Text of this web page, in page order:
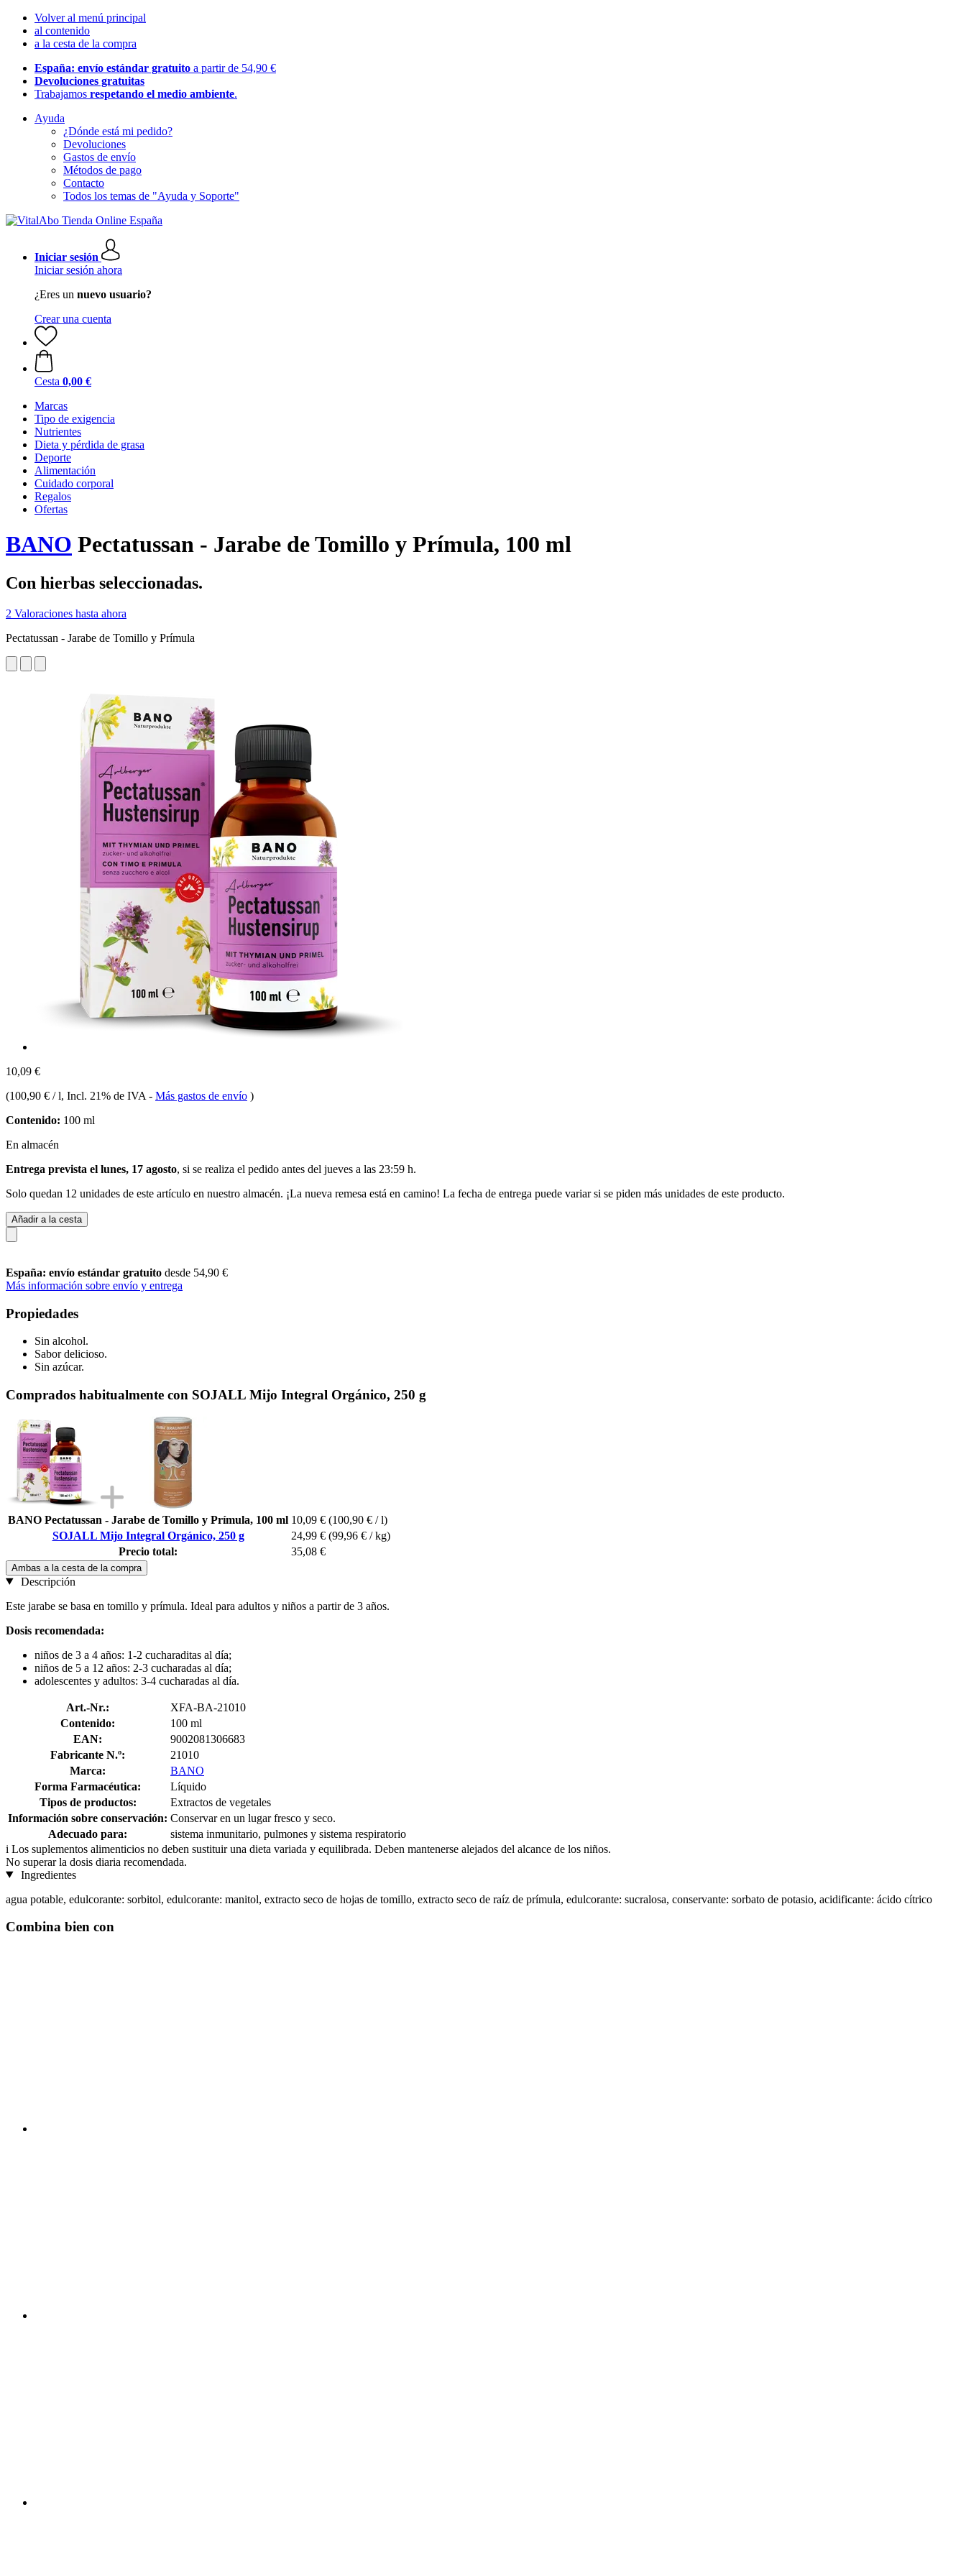
Volver al menú principal
al contenido
a la cesta de la compra
España: envío estándar gratuito a partir de 54,90 €
Devoluciones gratuitas
Trabajamos respetando el medio ambiente.
Ayuda
¿Dónde está mi pedido?
Devoluciones
Gastos de envío
Métodos de pago
Contacto
Todos los temas de "Ayuda y Soporte"
Iniciar sesión
Iniciar sesión ahora
¿Eres un nuevo usuario?
Crear una cuenta
Cesta 0,00 €
Marcas
Tipo de exigencia
Nutrientes
Dieta y pérdida de grasa
Deporte
Alimentación
Cuidado corporal
Regalos
Ofertas
BANO Pectatussan - Jarabe de Tomillo y Prímula, 100 ml
Con hierbas seleccionadas.
2 Valoraciones hasta ahora
Pectatussan - Jarabe de Tomillo y Prímula
10,09 €
(100,90 € / l, Incl. 21% de IVA - Más gastos de envío )
Contenido: 100 ml
En almacén
Entrega prevista el lunes, 17 agosto, si se realiza el pedido antes del jueves a las 23:59 h.
Solo quedan 12 unidades de este artículo en nuestro almacén. ¡La nueva remesa está en camino! La fecha de entrega puede variar si se piden más unidades de este producto.
Añadir a la cesta
España: envío estándar gratuito desde 54,90 €
Más información sobre envío y entrega
Propiedades
Sin alcohol.
Sabor delicioso.
Sin azúcar.
Comprados habitualmente con SOJALL Mijo Integral Orgánico, 250 g
BANO Pectatussan - Jarabe de Tomillo y Prímula, 100 ml 10,09 € (100,90 € / l)
SOJALL Mijo Integral Orgánico, 250 g
24,99 € (99,96 € / kg)
Precio total:
35,08 €
Ambas a la cesta de la compra
Descripción
Este jarabe se basa en tomillo y prímula. Ideal para adultos y niños a partir de 3 años.
Dosis recomendada:
niños de 3 a 4 años: 1-2 cucharaditas al día;
niños de 5 a 12 años: 2-3 cucharadas al día;
adolescentes y adultos: 3-4 cucharadas al día.
Art.-Nr.:
XFA-BA-21010
Contenido:
100 ml
EAN:
9002081306683
Fabricante N.º:
21010
Marca:
BANO
Forma Farmacéutica:
Líquido
Tipos de productos:
Extractos de vegetales
Información sobre conservación: Conservar en un lugar fresco y seco.
Adecuado para:
sistema inmunitario, pulmones y sistema respiratorio
i Los suplementos alimenticios no deben sustituir una dieta variada y equilibrada. Deben mantenerse alejados del alcance de los niños.
No superar la dosis diaria recomendada.
Ingredientes
agua potable, edulcorante: sorbitol, edulcorante: manitol, extracto seco de hojas de tomillo, extracto seco de raíz de prímula, edulcorante: sucralosa, conservante: sorbato de potasio, acidificante: ácido cítrico
Combina bien con